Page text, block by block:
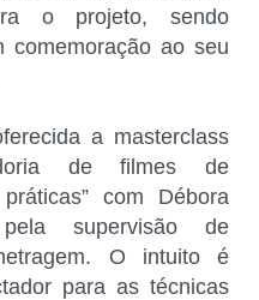
o projeto, sendo
comemoração ao seu
a masterclass
de filmes de
com Débora
supervisão de
O intuito é
para as técnicas